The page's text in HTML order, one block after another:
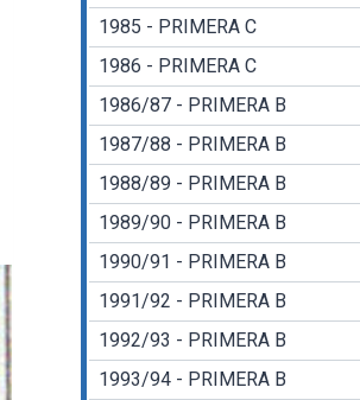
1985 - PRIMERA C
1986 - PRIMERA C
1986/87 - PRIMERA B
1987/88 - PRIMERA B
1988/89 - PRIMERA B
1989/90 - PRIMERA B
1990/91 - PRIMERA B
1991/92 - PRIMERA B
1992/93 - PRIMERA B
1993/94 - PRIMERA B